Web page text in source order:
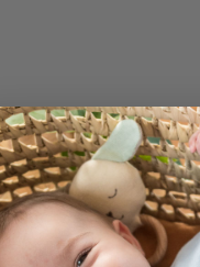
Versand FAQs
Schweizer Marke: Love